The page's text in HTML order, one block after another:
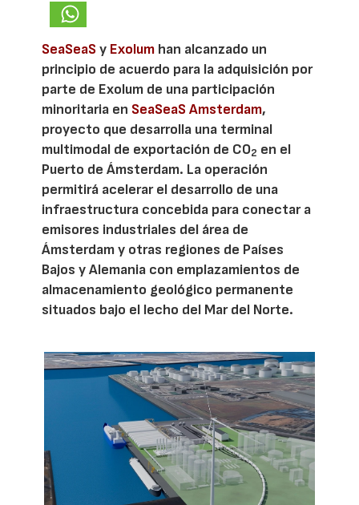
SeaSeaSy Exolum han alcanzado un
principio de acuerdo para la adquisición por
parte de Exolum de una participación
minoritaria en SeaSeaS Amsterdam,
proyecto que desarrolla una terminal
multimodal de exportación de CO2 en el
Puerto de Ámsterdam. La operación
permitirá acelerar el desarrollo de una
infraestructura concebida para conectar a
emisores industriales del área de
Ámsterdam y otras regiones de Países
Bajos y Alemania con emplazamientos de
almacenamiento geológico permanente
situados bajo el lecho del Mar del Norte.